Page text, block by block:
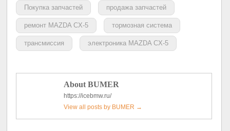
Покупка запчастей продажа запчастей
ремонт MAZDA CX-5 тормозная система
трансмиссия электроника MAZDA CX-5
About BUMER
https://icebmw.ru/
View all posts by BUMER →